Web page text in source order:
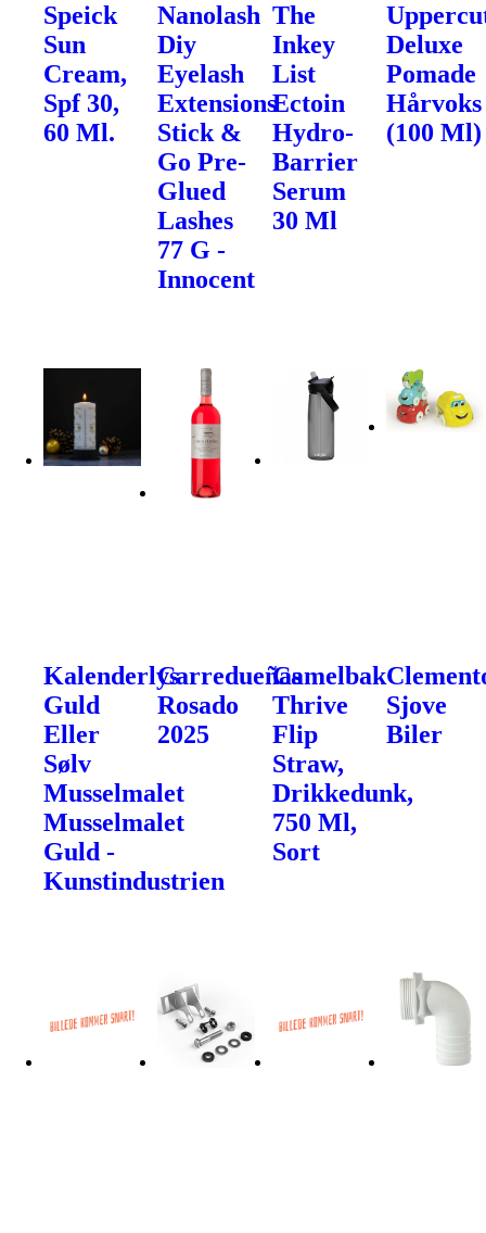
Speick
Sun
Cream,
Spf 30,
60 Ml.
Nanolash
Diy
Eyelash
Extensions
Stick &
Go Pre-
Glued
Lashes
77 G -
Innocent
The
Inkey
List
Ectoin
Hydro-
Barrier
Serum
30 Ml
Deluxe
Pomade
Hårvoks
(100 Ml)
Kalenderlys
Guld
Eller
Sølv
Musselmalet
Musselmalet
Guld -
Kunstindustrien
Carredueñas
Rosado
2025
Camelbak
Thrive
Flip
Straw,
Drikkedunk,
750 Ml,
Sort
Sjove
Biler